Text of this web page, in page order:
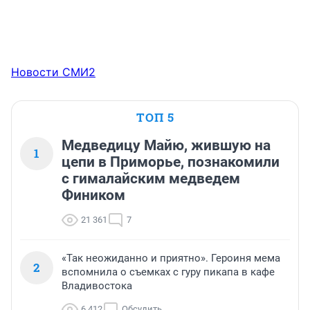
Новости СМИ2
ТОП 5
1
Медведицу Майю, жившую на
цепи в Приморье, познакомили
с гималайским медведем
Фиником
21 361 7
2
«Так неожиданно и приятно». Героиня мема
вспомнила о съемках с гуру пикапа в кафе
Владивостока